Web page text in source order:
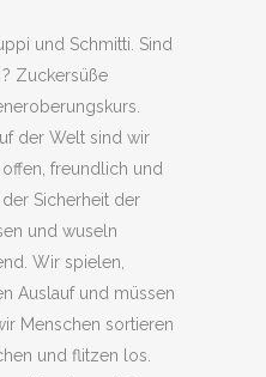
und Schmitti. Sind
Zuckersüße
der Welt sind wir
freundlich und
Sicherheit der
und wuseln
Wir spielen,
Auslauf und müssen
Menschen sortieren
und flitzen los.